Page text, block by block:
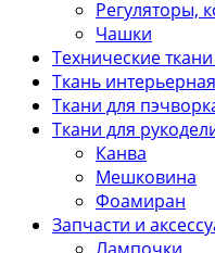
Регуляторы,
Чашки
Технические
Ткань
Ткани для
Ткани для
Канва
Мешковина
Фоамиран
Запчасти и